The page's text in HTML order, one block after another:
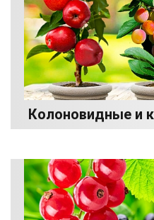
Колоновидные и